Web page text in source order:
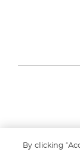
By clicking